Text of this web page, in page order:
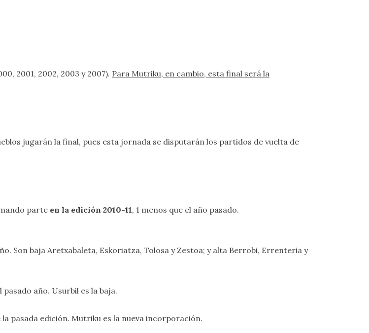
2001, 2002, 2003 y 2007). Para Mutriku, en cambio, esta final será la
jugarán la final, pues esta jornada se disputarán los partidos de vuelta de
parte en la edición 2010-11, 1 menos que el año pasado.
Son baja Aretxabaleta, Eskoriatza, Tolosa y Zestoa; y alta Berrobi, Errenteria y
pasado año. Usurbil es la baja.
la pasada edición. Mutriku es la nueva incorporación.